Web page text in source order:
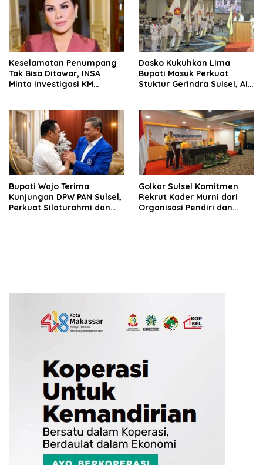
Keselamatan Penumpang
Tak Bisa Ditawar, INSA
Minta Investigasi KM
Dasko Kukuhkan Lima
Bupati Masuk Perkuat
Stuktur Gerindra Sulsel, AIA
Bupati Wajo Terima
Kunjungan DPW PAN Sulsel,
Perkuat Silaturahmi dan
Golkar Sulsel Komitmen
Rekrut Kader Murni dari
Organisasi Pendiri dan